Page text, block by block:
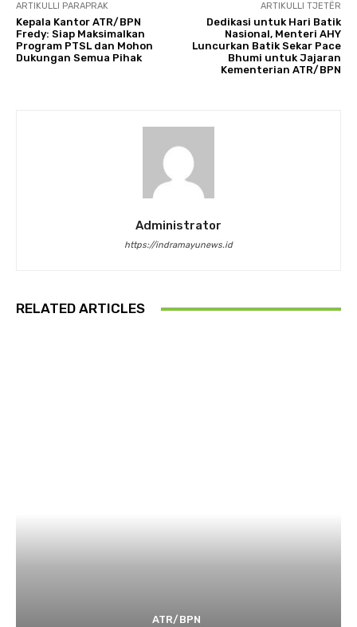
ARTIKULLI PARAPRAK
Kepala Kantor ATR/BPN
Fredy: Siap Maksimalkan
Program PTSL dan Mohon
Dukungan Semua Pihak
ARTIKULLI TJETËR
Dedikasi untuk Hari Batik
Nasional, Menteri AHY
Luncurkan Batik Sekar Pace
Bhumi untuk Jajaran
Kementerian ATR/BPN
Administrator
https://indramayunews.id
RELATED ARTICLES
ATR/BPN